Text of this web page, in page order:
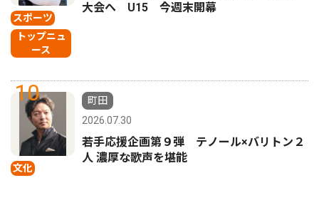
スポーツ
トップニュ
ース
大会へ U15 今週末開幕
10
文化
町田
2026.07.30
若手応援企画第９弾 テノール×バリトン２
人 濃厚な歌声を堪能